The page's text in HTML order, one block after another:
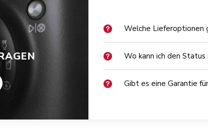
Welche Lieferoptionen
Wo kann ich den
Gibt es eine Garantie